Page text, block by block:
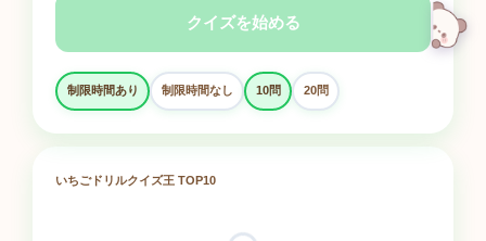
クイズを始める
制限時間あり 制限時間なし 10問 20問
いちごドリルクイズ王 TOP10